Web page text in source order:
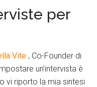
per
Vite , Co-Founder di
un’intervista è
vi riporto la mia sintesi